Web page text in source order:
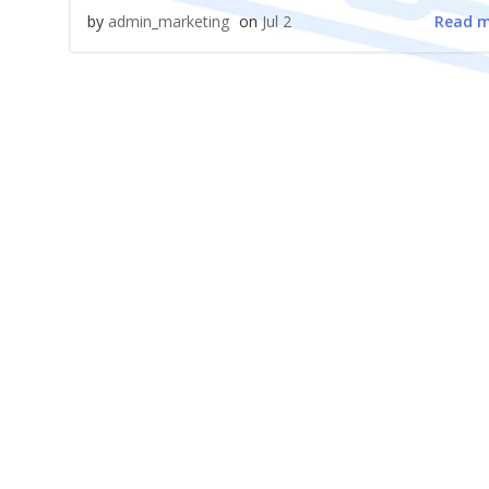
by admin_marketing onJul 2 Read